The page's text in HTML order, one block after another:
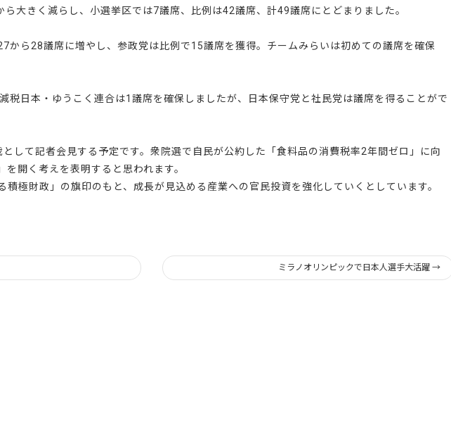
大きく減らし、小選挙区では7議席、比例は42議席、計49議席にとどまりました。
から28議席に増やし、参政党は比例で15議席を獲得。チームみらいは初めての議席を確保
税日本・ゆうこく連合は1議席を確保しましたが、日本保守党と社民党は議席を得ることがで
して記者会見する予定です。衆院選で自民が公約した「食料品の消費税率2年間ゼロ」に向
開く考えを表明すると思われます。
積極財政」の旗印のもと、成長が見込める産業への官民投資を強化していくとしています。
ミラノオリンピックで日本人選手大活躍 →